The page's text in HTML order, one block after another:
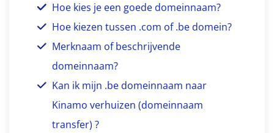
Hoe kies je een goede domeinnaam?
Hoe kiezen tussen .com of .be domein?
Merknaam of beschrijvende
domeinnaam?
Kan ik mijn .be domeinnaam naar
Kinamo verhuizen (domeinnaam
transfer) ?